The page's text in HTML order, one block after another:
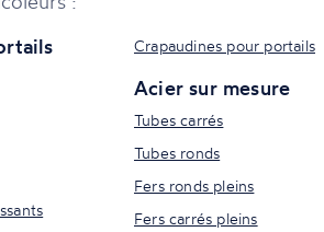
Crapaudines pour portails
Acier sur mesure
Tubes carrés
Tubes ronds
Fers ronds pleins
Fers carrés pleins